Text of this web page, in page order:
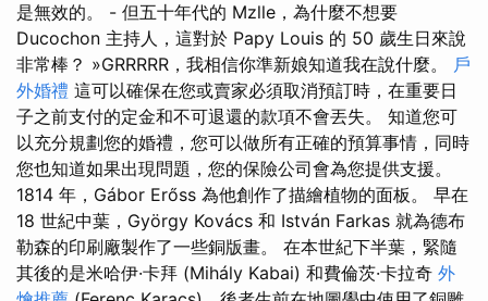
是無效的。 - 但五十年代的 Mzlle，為什麼不想要​​
Ducochon 主持人，這對於 Papy Louis 的 50 歲生日來說
非常棒？ »GRRRRR，我相信你準新娘知道我在說什麼。 戶
外婚禮 這可以確保在您或賣家必須取消預訂時，在重要日
子之前支付的定金和不可退還的款項不會丟失。 知道您可
以充分規劃您的婚禮，您可以做所有正確的預算事情，同時
您也知道如果出現問題，您的保險公司會為您提供支援。
1814 年，Gábor Erőss 為他創作了描繪植物的面板。 早在
18 世紀中葉，György Kovács 和 István Farkas 就為德布
勒森的印刷廠製作了一些銅版畫。 在本世紀下半葉，緊隨
其後的是米哈伊·卡拜 (Mihály Kabai) 和費倫茨·卡拉奇 外